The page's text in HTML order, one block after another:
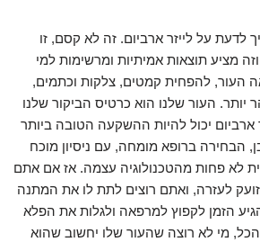
לדעת על לייזר ארביום. זה לא קסם, זו
מציע תוצאות אמיתיות ומרשימות למי
להפחית קמטים, צלקות וכתמים,
יותר. העור שלנו הוא כרטיס הביקור שלנו
ארביום יכול להיות ההשקעה הטובה ביותר
הבחירה ברופא מומחה, עם ניסיון מוכח
לא פחות מהטכנולוגיה עצמה. אז אם אתם
לעזרה, ואתם רוצים לתת לו את המתנה
הזמן לקפוץ למרפאה ולגלות את הפלא
הכל, מי לא רוצה שהעור שלו יחשוב שהוא